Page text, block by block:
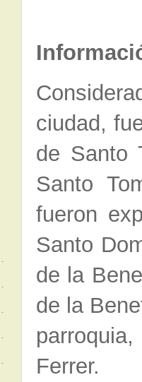
ciudad,
de Santo
Santo
fueron
Santo
de la
de la
Ferrer.